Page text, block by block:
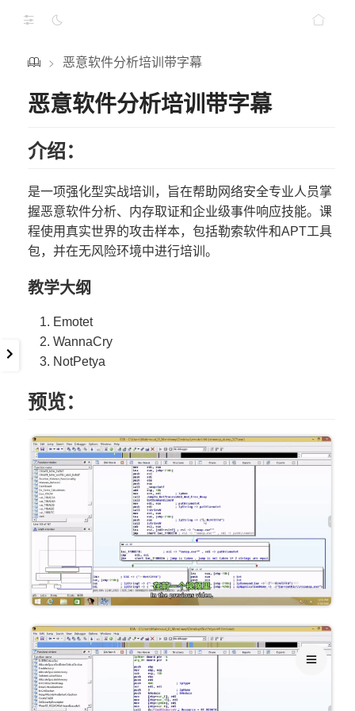
> 恶意软件分析培训带字幕
恶意软件分析培训带字幕
介绍：
是一项强化型实战培训，旨在帮助网络安全专业人员掌
握恶意软件分析、内存取证和企业级事件响应技能。课
程使用真实世界的攻击样本，包括勒索软件和APT工具
包，并在无风险环境中进行培训。
教学大纲
Emotet
WannaCry
NotPetya
预览：